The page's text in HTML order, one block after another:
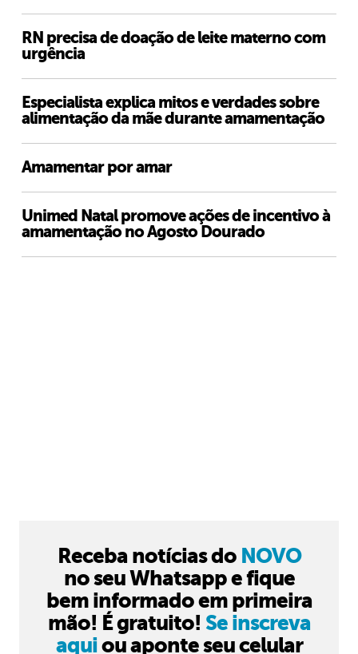
RN precisa de doação de leite materno com
urgência
Especialista explica mitos e verdades sobre
alimentação da mãe durante amamentação
Amamentar por amar
Unimed Natal promove ações de incentivo à
amamentação no Agosto Dourado
Receba notícias do NOVO
no seu Whatsapp e fique
bem informado em primeira
mão! É gratuito! Se inscreva
aquiou aponte seu celular